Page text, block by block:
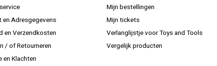
en Adresgegevens
en Verzendkosten
/ of Retourneren
en Klachten
Mijn bestellingen
Mijn tickets
Verlanglijstje voor Toys and Tools
Vergelijk producten